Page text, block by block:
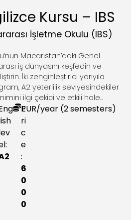
Kursu – IBS
İşletme Okulu (IBS)
Macaristan’daki Genel
iş dünyasını keşfedin ve
İki zenginleştirici yarıyıla
A2 yeterlilik seviyesindekiler
ilgi çekici ve etkili hale...
P
ri
c
e
:
6
0
0
0
EUR/year (2 semesters)